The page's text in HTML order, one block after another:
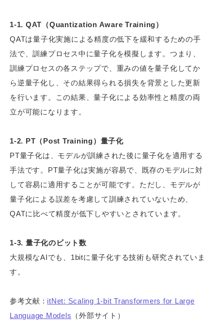
1-1. QAT（Quantization Aware Training）
QATは量子化実施による精度の低下を緩和するための手
法で、訓練プロセス中に量子化を模擬します。つまり、
訓練プロセスの各ステップで、重みの値を量子化してか
ら逆量子化し、その結果得られる損失を背景とした更新
を行います。この結果、量子化による効率性と精度の両
立が可能になります。
1-2. PT（Post Training）量子化
PT量子化は、モデルが訓練された後に量子化を適用する
手法です。PT量子化は実施が容易で、既存のモデルに対
して容易に適用することが可能です。ただし、モデルが
量子化による誤差を考慮して訓練されていないため、
QATに比べて精度が低下しやすいとされています。
1-3. 量子化のビット数
大規模なAIでも、1bitに量子化する技術も研究されていま
す。
参考文献 : itNet: Scaling 1-bit Transformers for Large
Language Models （外部サイト）